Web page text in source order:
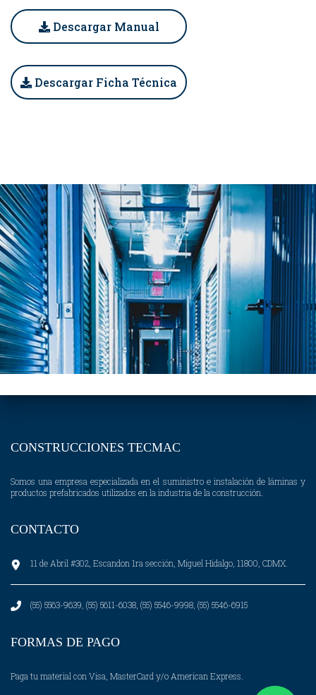
Descargar Manual
Descargar Ficha Técnica
CONSTRUCCIONES TECMAC
Somos una empresa especializada en el suministro e instalación de láminas y
productos prefabricados utilizados en la industria de la construcción.
CONTACTO
11 de Abril #302, Escandon 1ra sección, Miguel Hidalgo, 11800, CDMX.
(55) 5563-9639, (55) 5611-6038, (55) 5546-9998, (55) 5546-6915
FORMAS DE PAGO
Paga tu material con Visa, MasterCard y/o American Express.